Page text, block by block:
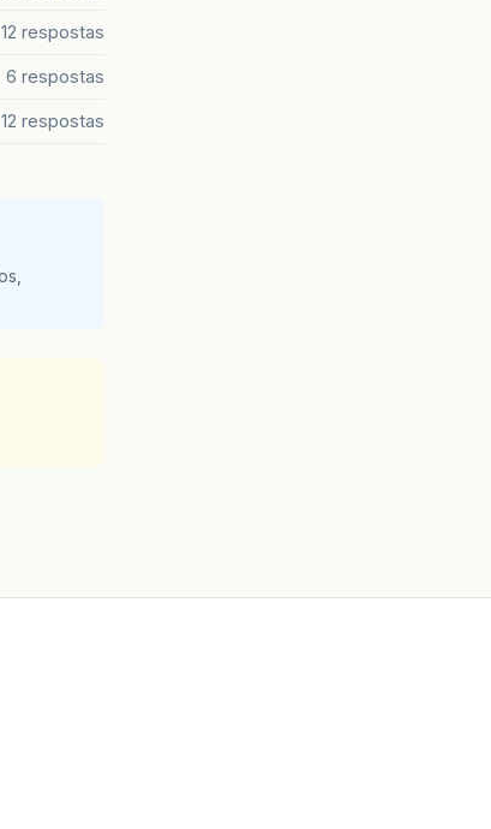
12 respostas
6 respostas
12 respostas